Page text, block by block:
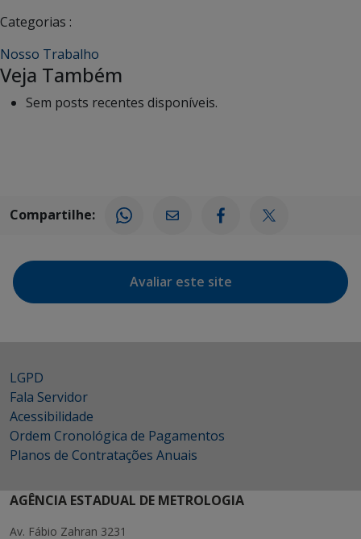
Categorias :
Nosso Trabalho
Veja Também
Sem posts recentes disponíveis.
Compartilhe:
Avaliar este site
LGPD
Fala Servidor
Acessibilidade
Ordem Cronológica de Pagamentos
Planos de Contratações Anuais
AGÊNCIA ESTADUAL DE METROLOGIA
Av. Fábio Zahran 3231